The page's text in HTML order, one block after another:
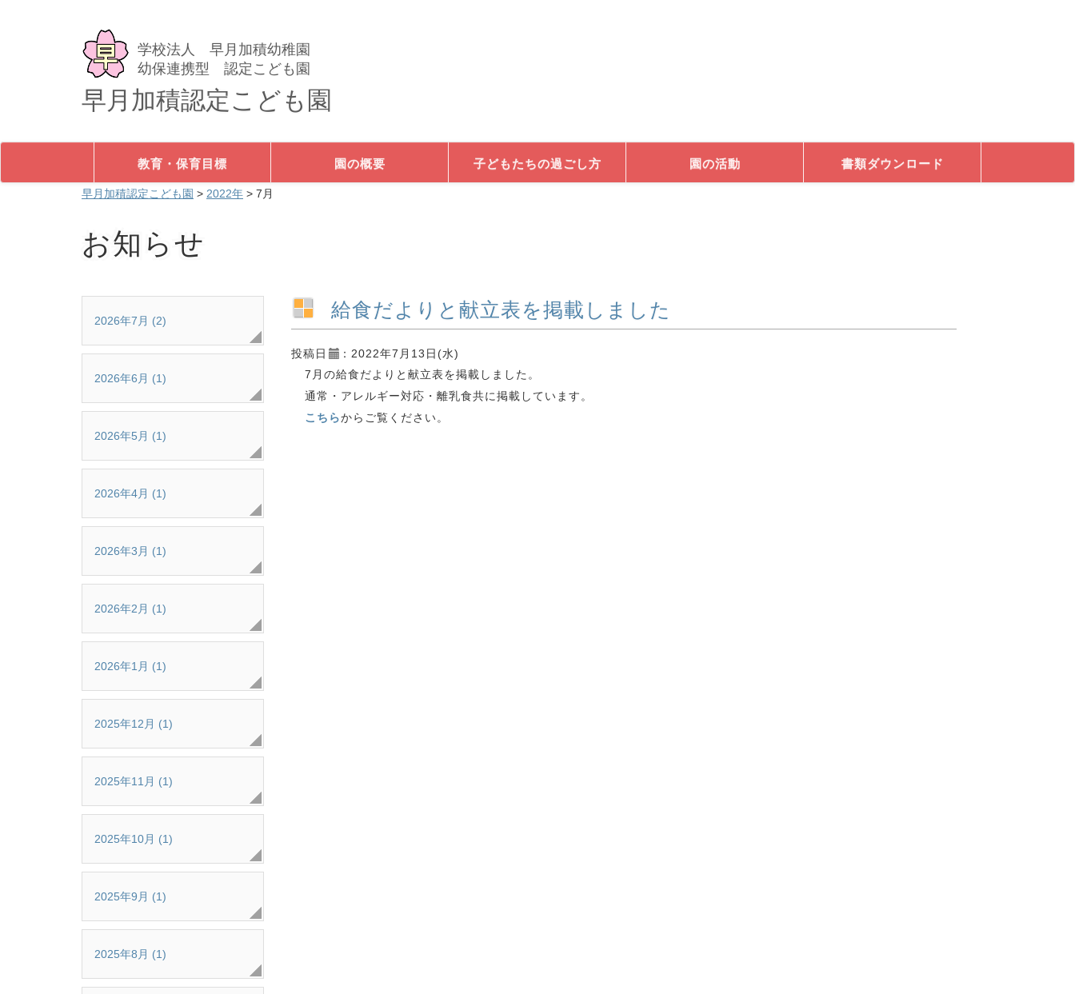
学校法人 早月加積幼稚園
幼保連携型 認定こども園
早月加積認定こども園
教育・保育目標 園の概要 子どもたちの過ごし方 園の活動 書類ダウンロード
早月加積認定こども園 > 2022年 > 7月
お知らせ
2026年7月 (2)
2026年6月 (1)
2026年5月 (1)
2026年4月 (1)
2026年3月 (1)
2026年2月 (1)
2026年1月 (1)
2025年12月 (1)
2025年11月 (1)
2025年10月 (1)
2025年9月 (1)
2025年8月 (1)
給食だよりと献立表を掲載しました
投稿日
：2022年7月13日(水)
7月の給食だよりと献立表を掲載しました。
通常・アレルギー対応・離乳食共に掲載しています。
こちらからご覧ください。